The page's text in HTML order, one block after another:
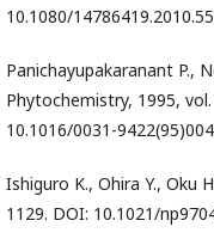
10.1080/
Panichayupakaranant P.,
Phytochemistry, 1995,
10.1016/0031-
Ishiguro K., Ohira Y., Oku
1129. DOI: 10.1021/